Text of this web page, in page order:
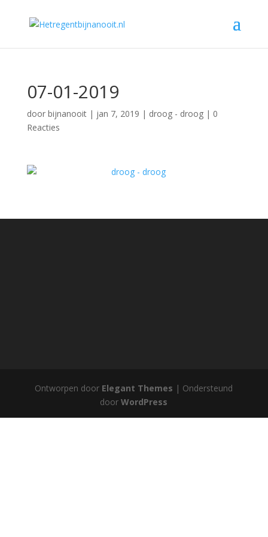
07-01-2019
door bijnanooit| jan 7, 2019 | droog - droog| 0
Reacties
Ontworpen door Elegant Themes | Ondersteund
doorWordPress